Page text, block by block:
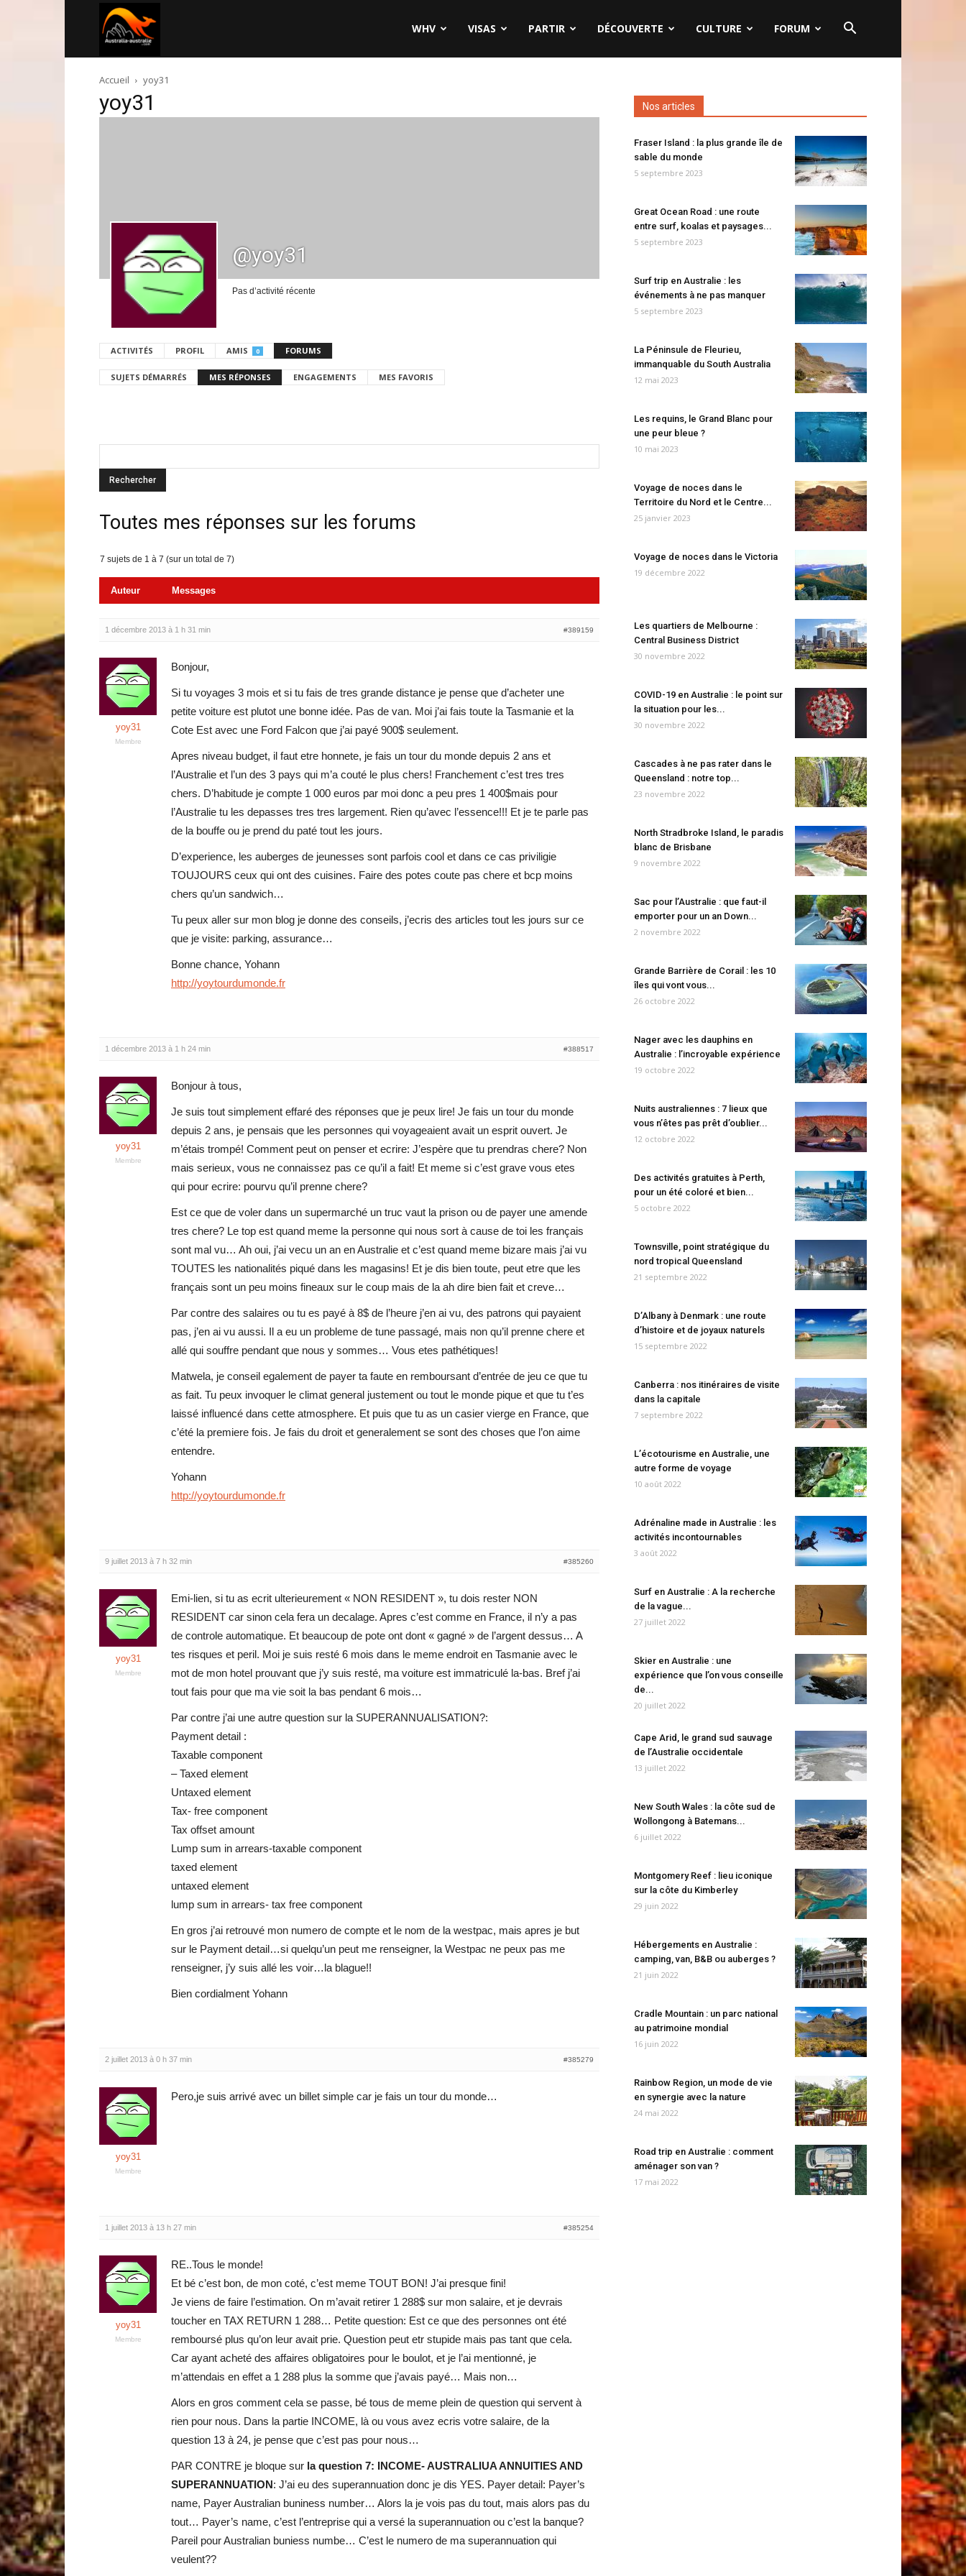
australie.com
WHV VISAS PARTIR DÉCOUVERTE CULTURE FORUM
Accueil yoy31
yoy31
@yoy31
Pas d’activité récente
ACTIVITÉS PROFIL AMIS 0 FORUMS
SUJETS DÉMARRÉS MES RÉPONSES ENGAGEMENTS MES FAVORIS
Toutes mes réponses sur les forums
7 sujets de 1 à 7 (sur un total de 7)
Auteur Messages
1 décembre 2013 à 1 h 31 min #389159
yoy31
Membre
Bonjour,
Si tu voyages 3 mois et si tu fais de tres grande distance je pense que d’acheter une
petite voiture est plutot une bonne idée. Pas de van. Moi j’ai fais toute la Tasmanie et la
Cote Est avec une Ford Falcon que j’ai payé 900$ seulement.
Apres niveau budget, il faut etre honnete, je fais un tour du monde depuis 2 ans et
l’Australie et l’un des 3 pays qui m’a couté le plus chers! Franchement c’est tres tres
chers. D’habitude je compte 1 000 euros par moi donc a peu pres 1 400$mais pour
l’Australie tu les depasses tres tres largement. Rien qu’avec l’essence!!! Et je te parle pas
de la bouffe ou je prend du paté tout les jours.
D’experience, les auberges de jeunesses sont parfois cool et dans ce cas priviligie
TOUJOURS ceux qui ont des cuisines. Faire des potes coute pas chere et bcp moins
chers qu’un sandwich…
Tu peux aller sur mon blog je donne des conseils, j’ecris des articles tout les jours sur ce
que je visite: parking, assurance…
Bonne chance, Yohann
http://yoytourdumonde.fr
1 décembre 2013 à 1 h 24 min #388517
yoy31
Membre
Bonjour à tous,
Je suis tout simplement effaré des réponses que je peux lire! Je fais un tour du monde
depuis 2 ans, je pensais que les personnes qui voyageaient avait un esprit ouvert. Je
m’étais trompé! Comment peut on penser et ecrire: J’espère que tu prendras chere? Non
mais serieux, vous ne connaissez pas ce qu’il a fait! Et meme si c’est grave vous etes
qui pour ecrire: pourvu qu’il prenne chere?
Est ce que de voler dans un supermarché un truc vaut la prison ou de payer une amende
tres chere? Le top est quand meme la personne qui nous sort à cause de toi les français
sont mal vu… Ah oui, j’ai vecu un an en Australie et c’est quand meme bizare mais j’ai vu
TOUTES les nationalités piqué dans les magasins! Et je dis bien toute, peut etre que les
français sont un peu moins fineaux sur le coup mais de la ah dire bien fait et creve…
Par contre des salaires ou tu es payé à 8$ de l’heure j’en ai vu, des patrons qui payaient
pas, j’en ai vu aussi. Il a eu un probleme de tune passagé, mais non qu’il prenne chere et
allé qui souffre pendant que nous y sommes… Vous etes pathétiques!
Matwela, je conseil egalement de payer ta faute en remboursant d’entrée de jeu ce que tu
as fait. Tu peux invoquer le climat general justement ou tout le monde pique et que tu t’es
laissé influencé dans cette atmosphere. Et puis que tu as un casier vierge en France, que
c’été la premiere fois. Je fais du droit et generalement se sont des choses que l’on aime
entendre.
Yohann
http://yoytourdumonde.fr
9 juillet 2013 à 7 h 32 min #385260
yoy31
Membre
Emi-lien, si tu as ecrit ulterieurement « NON RESIDENT », tu dois rester NON
RESIDENT car sinon cela fera un decalage. Apres c’est comme en France, il n’y a pas
de controle automatique. Et beaucoup de pote ont dont « gagné » de l’argent dessus… A
tes risques et peril. Moi je suis resté 6 mois dans le meme endroit en Tasmanie avec le
mot de mon hotel prouvant que j’y suis resté, ma voiture est immatriculé la-bas. Bref j’ai
tout fais pour que ma vie soit la bas pendant 6 mois…
Par contre j’ai une autre question sur la SUPERANNUALISATION?:
Payment detail :
Taxable component
– Taxed element
Untaxed element
Tax- free component
Tax offset amount
Lump sum in arrears-taxable component
taxed element
untaxed element
lump sum in arrears- tax free component
En gros j’ai retrouvé mon numero de compte et le nom de la westpac, mais apres je but
sur le Payment detail…si quelqu’un peut me renseigner, la Westpac ne peux pas me
renseigner, j’y suis allé les voir…la blague!!
Bien cordialment Yohann
2 juillet 2013 à 0 h 37 min #385279
yoy31
Membre
Pero,je suis arrivé avec un billet simple car je fais un tour du monde…
1 juillet 2013 à 13 h 27 min #385254
yoy31
Membre
RE..Tous le monde!
Et bé c’est bon, de mon coté, c’est meme TOUT BON! J’ai presque fini!
Je viens de faire l’estimation. On m’avait retirer 1 288$ sur mon salaire, et je devrais
toucher en TAX RETURN 1 288… Petite question: Est ce que des personnes ont été
remboursé plus qu’on leur avait prie. Question peut etr stupide mais pas tant que cela.
Car ayant acheté des affaires obligatoires pour le boulot, et je l’ai mentionné, je
m’attendais en effet a 1 288 plus la somme que j’avais payé… Mais non…
Alors en gros comment cela se passe, bé tous de meme plein de question qui servent à
rien pour nous. Dans la partie INCOME, là ou vous avez ecris votre salaire, de la
question 13 à 24, je pense que c’est pas pour nous…
PAR CONTRE je bloque sur la question 7: INCOME- AUSTRALIUA ANNUITIES AND
SUPERANNUATION: J’ai eu des superannuation donc je dis YES. Payer detail: Payer’s
name, Payer Australian buniness number… Alors la je vois pas du tout, mais alors pas du
tout… Payer’s name, c’est l’entreprise qui a versé la superannuation ou c’est la banque?
Pareil pour Australian buniess numbe… C’est le numero de ma superannuation qui
veulent??
Nos articles
Fraser Island : la plus grande île de
sable du monde
5 septembre 2023
Great Ocean Road : une route
entre surf, koalas et paysages...
5 septembre 2023
Surf trip en Australie : les
événements à ne pas manquer
5 septembre 2023
La Péninsule de Fleurieu,
immanquable du South Australia
12 mai 2023
Les requins, le Grand Blanc pour
une peur bleue ?
10 mai 2023
Voyage de noces dans le
Territoire du Nord et le Centre...
25 janvier 2023
Voyage de noces dans le Victoria
19 décembre 2022
Les quartiers de Melbourne :
Central Business District
30 novembre 2022
COVID-19 en Australie : le point sur
la situation pour les...
30 novembre 2022
Cascades à ne pas rater dans le
Queensland : notre top...
23 novembre 2022
North Stradbroke Island, le paradis
blanc de Brisbane
9 novembre 2022
Sac pour l’Australie : que faut-il
emporter pour un an Down...
2 novembre 2022
Grande Barrière de Corail : les 10
îles qui vont vous...
26 octobre 2022
Nager avec les dauphins en
Australie : l’incroyable expérience
19 octobre 2022
Nuits australiennes : 7 lieux que
vous n’êtes pas prêt d’oublier...
12 octobre 2022
Des activités gratuites à Perth,
pour un été coloré et bien...
5 octobre 2022
Townsville, point stratégique du
nord tropical Queensland
21 septembre 2022
D’Albany à Denmark : une route
d’histoire et de joyaux naturels
15 septembre 2022
Canberra : nos itinéraires de visite
dans la capitale
7 septembre 2022
L’écotourisme en Australie, une
autre forme de voyage
10 août 2022
Adrénaline made in Australie : les
activités incontournables
3 août 2022
Surf en Australie : A la recherche
de la vague...
27 juillet 2022
Skier en Australie : une
expérience que l’on vous conseille
de...
20 juillet 2022
Cape Arid, le grand sud sauvage
de l’Australie occidentale
13 juillet 2022
New South Wales : la côte sud de
Wollongong à Batemans...
6 juillet 2022
Montgomery Reef : lieu iconique
sur la côte du Kimberley
29 juin 2022
Hébergements en Australie :
camping, van, B&B ou auberges ?
21 juin 2022
Cradle Mountain : un parc national
au patrimoine mondial
16 juin 2022
Rainbow Region, un mode de vie
en synergie avec la nature
24 mai 2022
Road trip en Australie : comment
aménager son van ?
17 mai 2022